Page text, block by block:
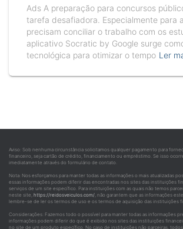
Ads A preparação para concursos
tarefa desafiadora. Especialmente para
precisam conciliar o trabalho com os
aplicativo Socratic by Google surge
tecnológica para otimizar o tempo Ler
Aviso: Sob nenhuma circunstância solicitamos qualquer pagamento para
financeiro, seja cartão de crédito, financiamento ou empréstimo. Se isso
imediatamente através do formulário de contato.
Nota: Nos esforçamos para manter todas as informações o mais atualizadas
essas informações podem diferir das encontradas nos sites das instituições
serviços de um site específico. Para instituições com as quais não temos
neste site, https://reidosveiculos.com/, não garantem que as informações
lembre-se de ler os termos de uso e os termos de aquisição das instituições
Considerações: Fazemos todo o possível para manter todas as informações
informações podem diferir do que é exibido nos sites das instituições
no site de um produto específico. No caso de instituições não parceiras,